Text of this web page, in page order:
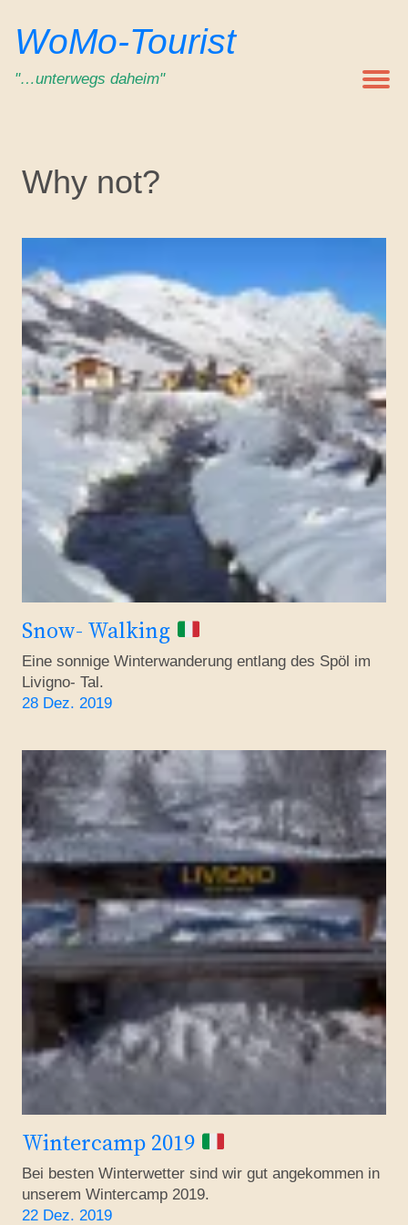
Inhalt
springen
WoMo-Tourist
"…unterwegs daheim"
Why not?
Snow- Walking
Eine sonnige Winterwanderung entlang des Spöl im
Livigno- Tal.
28 Dez. 2019
Wintercamp 2019
Bei besten Winterwetter sind wir gut angekommen in
unserem Wintercamp 2019.
22 Dez. 2019